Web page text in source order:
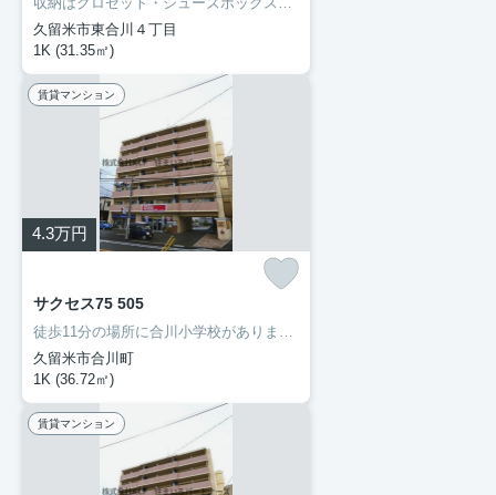
久留米市東合川４丁目
1K (31.35㎡)
賃貸マンション
4.3万円
サクセス75 505
徒歩11分の場所に合川小学校があります。部外者の侵入を抑止するオートロック機能で、女性でも安心して暮らすことができます。初期費用のカード決済ができます。駐車場がご利用いただける物件です。久留米市や久大本線久留米大学前付近での新生活をご検討するなら、当社でお部屋探しをしてください。まずはお問い合わせからお待ちしております。
久留米市合川町
1K (36.72㎡)
賃貸マンション